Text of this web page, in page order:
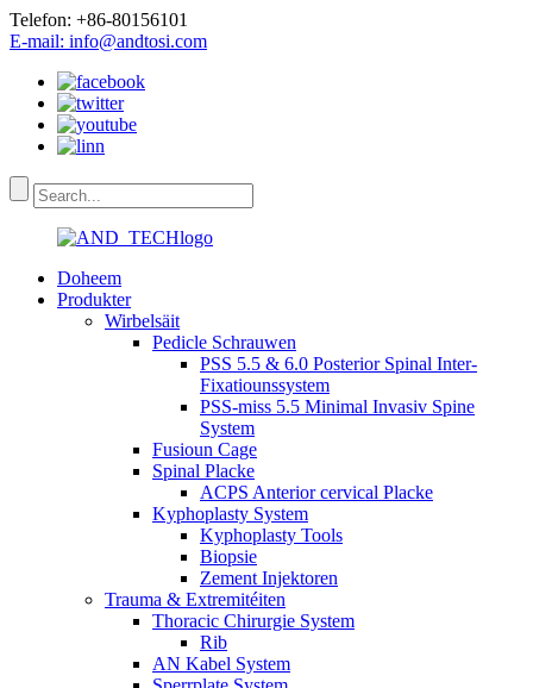
Telefon: +86-80156101
E-mail: info@andtosi.com
Doheem
Produkter
Wirbelsäit
Pedicle Schrauwen
PSS 5.5 & 6.0 Posterior Spinal Inter-
Fixatiounssystem
PSS-miss 5.5 Minimal Invasiv Spine
System
Fusioun Cage
Spinal Placke
ACPS Anterior cervical Placke
Kyphoplasty System
Kyphoplasty Tools
Biopsie
Zement Injektoren
Trauma & Extremitéiten
Thoracic Chirurgie System
Rib
AN Kabel System